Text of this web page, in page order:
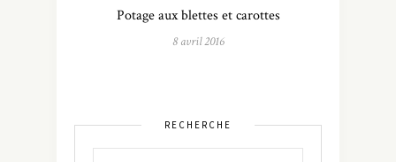
Potage aux blettes et carottes
8 avril 2016
RECHERCHE